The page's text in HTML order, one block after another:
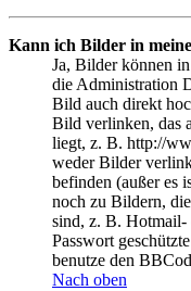
Kann ich Bilder in
Ja, Bilder können
die Administration
Bild auch direkt
Bild verlinken, das
liegt, z. B. http://
weder Bilder
befinden (außer es
noch zu Bildern,
sind, z. B. Hotmail-
Passwort
benutze den
Nach oben